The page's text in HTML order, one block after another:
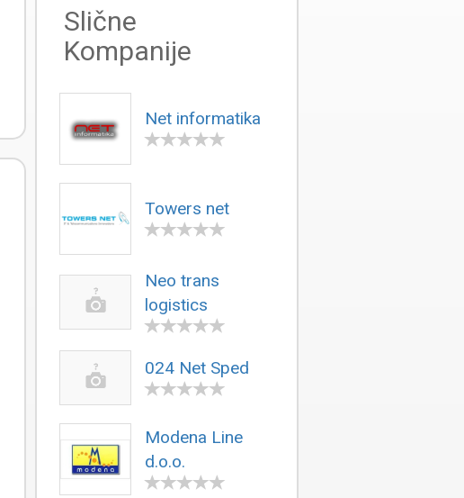
Slične
Kompanije
Net informatika
Towers net
Neo trans
logistics
024 Net Sped
Modena Line
d.o.o.